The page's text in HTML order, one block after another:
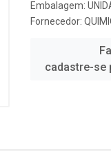
Embalagem:
Fornecedor:
cadastre-se